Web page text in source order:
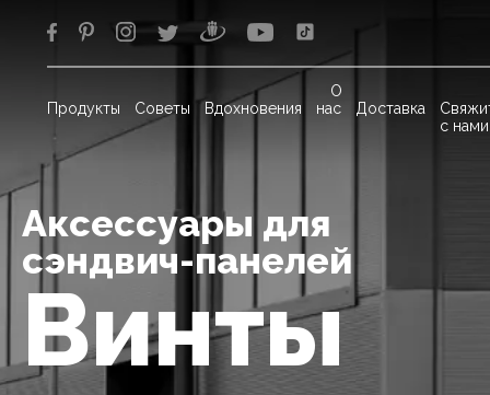
Продукты Советы Вдохновения
О
нас
Доставка
с нами
Аксессуары для
сэндвич-панелей
Винты